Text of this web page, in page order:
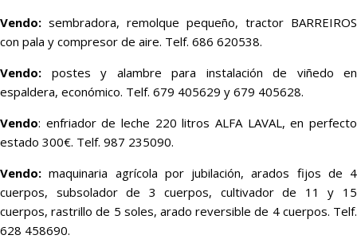
Vendo: sembradora, remolque pequeño, tractor BARREIROS
con pala y compresor de aire. Telf. 686 620538.
Vendo: postes y alambre para instalación de viñedo en
espaldera, económico. Telf. 679 405629 y 679 405628.
Vendo: enfriador de leche 220 litros ALFA LAVAL, en perfecto
estado 300€. Telf. 987 235090.
Vendo: maquinaria agrícola por jubilación, arados fijos de 4
cuerpos, subsolador de 3 cuerpos, cultivador de 11 y 15
cuerpos, rastrillo de 5 soles, arado reversible de 4 cuerpos. Telf.
628 458690.